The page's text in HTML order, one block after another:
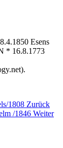
Esens
* 16.8.1773
1808 Zurück
/1846 Weiter